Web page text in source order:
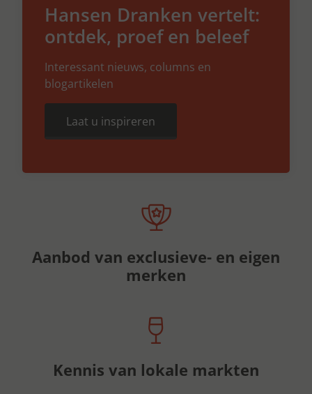
Hansen Dranken vertelt:
ontdek, proef en beleef
Interessant nieuws, columns en
blogartikelen
Laat u inspireren
Aanbod van exclusieve- en eigen
merken
Kennis van lokale markten